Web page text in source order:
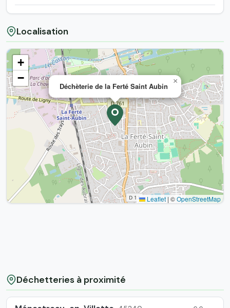
Localisation
Déchèterie de la Ferté Saint Aubin
×
+
−
Leaflet | ©OpenStreetMap
Déchetteries à proximité